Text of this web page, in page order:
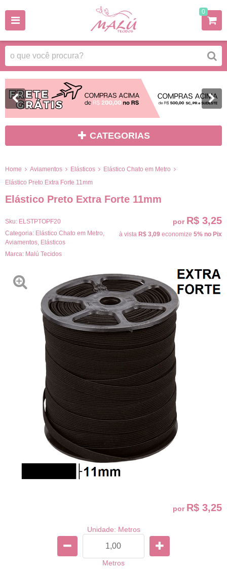
0
CATEGORIAS
Home Aviamentos Elásticos
Elástico Chato em Metro
Elástico Preto Extra Forte 11mm
Elástico Preto Extra Forte 11mm
Sku: ELSTPTOPF20
Categoria: Elástico Chato em Metro
Aviamentos Elásticos
Marca: Malú Tecidos
por R$ 3,25
à vista R$ 3,09 economize 5% no Pix
por R$ 3,25
Unidade: Metros
Metros